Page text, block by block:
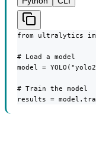
from ultralytics
# Load a model
model =
# Train the model
results =